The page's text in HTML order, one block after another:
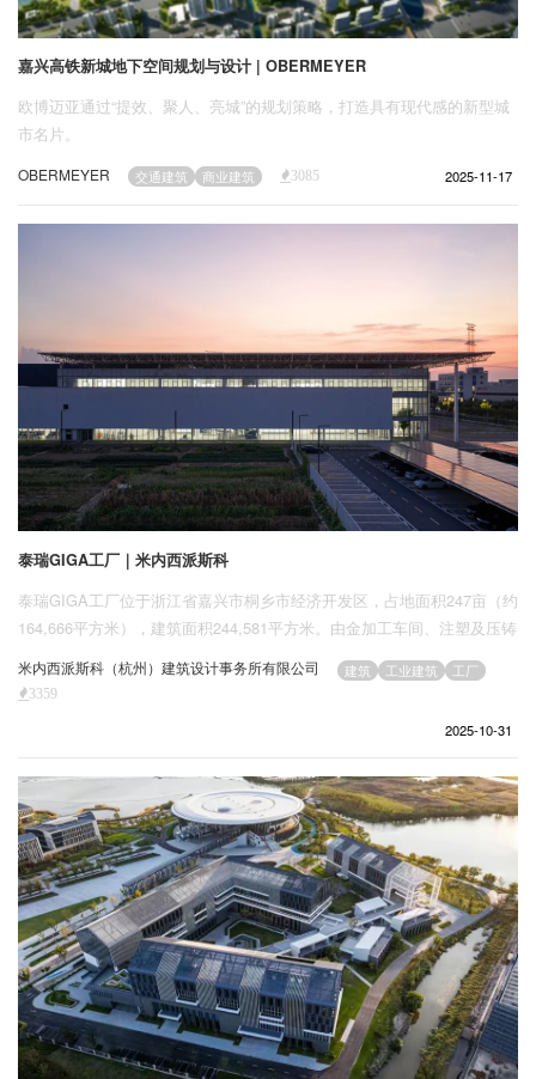
嘉兴高铁新城地下空间规划与设计 | OBERMEYER
欧博迈亚通过“提效、聚人、亮城”的规划策略，打造具有现代感的新型城
市名片。
OBERMEYER 交通建筑 商业建筑 3085 2025-11-17
泰瑞GIGA工厂｜米内西派斯科
泰瑞GIGA工厂位于浙江省嘉兴市桐乡市经济开发区，占地面积247亩（约
164,666平方米），建筑面积244,581平方米。由金加工车间、注塑及压铸
米内西派斯科（杭州）建筑设计事务所有限公司 建筑 工业建筑 工厂
3359
2025-10-31